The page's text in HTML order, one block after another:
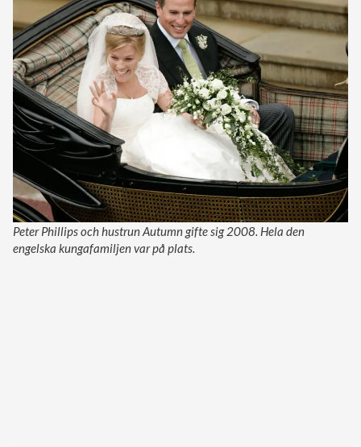
Peter Phillips och hustrun Autumn gifte sig 2008. Hela den
engelska kungafamiljen var på plats.